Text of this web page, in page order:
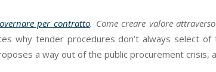
per contratto. Come creare valore
why tender procedures don’t always select
a way out of the public procurement crisis,